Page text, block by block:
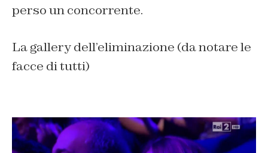
perso un concorrente.
La gallery dell’eliminazione (da notare le
facce di tutti)